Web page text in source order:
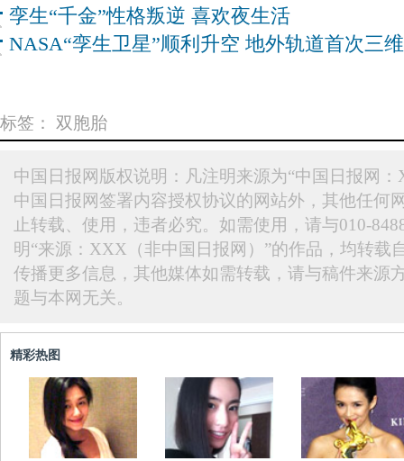
孪生“千金”性格叛逆 喜欢夜生活
NASA“孪生卫星”顺利升空 地外轨道首次三
标签： 双胞胎
中国日报网版权说明：凡注明来源为“中国日报网
中国日报网签署内容授权协议的网站外，其他任何
止转载、使用，违者必究。如需使用，请与010-
明“来源：XXX（非中国日报网）”的作品，均转载
传播更多信息，其他媒体如需转载，请与稿件来源
题与本网无关。
精彩热图